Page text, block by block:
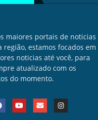
maiores portais de noticias
região, estamos focados em
noticias até você, para
atualizado com os
do momento.